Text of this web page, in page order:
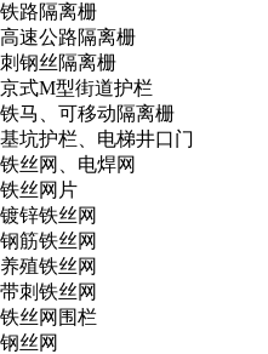
铁路隔离栅
高速公路隔离栅
刺钢丝隔离栅
京式M型街道护栏
铁马、可移动隔离栅
基坑护栏、电梯井口门
铁丝网、电焊网
铁丝网片
镀锌铁丝网
钢筋铁丝网
养殖铁丝网
带刺铁丝网
铁丝网围栏
钢丝网